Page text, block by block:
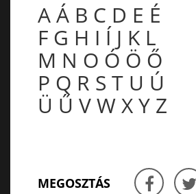
AÁ B C D E É
F G H I Í J K L
M N O Ó Ö Ő
P Q R S T U Ú
Ü Ű VWXY Z
MEGOSZTÁS